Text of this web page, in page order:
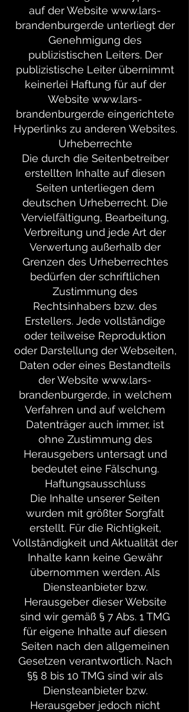
auf der Website www.lars-
brandenburger.de unterliegt der
Genehmigung des
publizistischen Leiters. Der
publizistische Leiter übernimmt
keinerlei Haftung für auf der
Website www.lars-
brandenburger.de eingerichtete
Hyperlinks zu anderen Websites.
Urheberrechte
Die durch die Seitenbetreiber
erstellten Inhalte auf diesen
Seiten unterliegen dem
deutschen Urheberrecht. Die
Vervielfältigung, Bearbeitung,
Verbreitung und jede Art der
Verwertung außerhalb der
Grenzen des Urheberrechtes
bedürfen der schriftlichen
Zustimmung des
Rechtsinhabers bzw. des
Erstellers. Jede vollständige
oder teilweise Reproduktion
oder Darstellung der Webseiten,
Daten oder eines Bestandteils
der Website www.lars-
brandenburger.de, in welchem
Verfahren und auf welchem
Datenträger auch immer, ist
ohne Zustimmung des
Herausgebers untersagt und
bedeutet eine Fälschung.
Haftungsausschluss
Die Inhalte unserer Seiten
wurden mit größter Sorgfalt
erstellt. Für die Richtigkeit,
Vollständigkeit und Aktualität der
Inhalte kann keine Gewähr
übernommen werden. Als
Diensteanbieter bzw.
Herausgeber dieser Website
sind wir gemäß § 7 Abs. 1 TMG
für eigene Inhalte auf diesen
Seiten nach den allgemeinen
Gesetzen verantwortlich. Nach
§§ 8 bis 10 TMG sind wir als
Diensteanbieter bzw.
Herausgeber jedoch nicht